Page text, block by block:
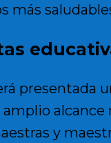
más
presentada
alcance
y